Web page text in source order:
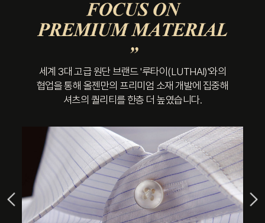
세계 3대 고급 원단 브랜드 '루타이(LUTHAI)'와의
협업을 통해 올젠만의 프리미엄 소재 개발에 집중해
셔츠의 퀄리티를 한층 더 높였습니다.